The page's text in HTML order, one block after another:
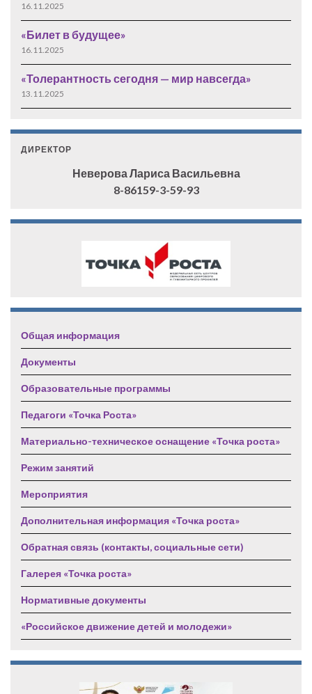
16.11.2025
«Билет в будущее»
16.11.2025
«Толерантность сегодня — мир навсегда»
13.11.2025
ДИРЕКТОР
Неверова Лариса Васильевна
8-86159-3-59-93
Общая информация
Документы
Образовательные программы
Педагоги «Точка Роста»
Материально-техническое оснащение «Точка роста»
Режим занятий
Мероприятия
Дополнительная информация «Точка роста»
Обратная связь (контакты, социальные сети)
Галерея «Точка роста»
Нормативные документы
«Российское движение детей и молодежи»